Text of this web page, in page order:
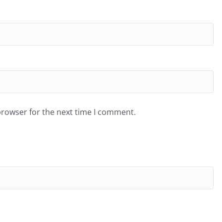
for the next time I comment.